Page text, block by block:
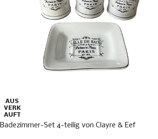
AUS
VERK
AUFT
Badezimmer-Set 4-teilig von Clayre & Eef